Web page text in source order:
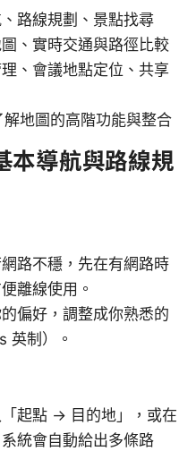
路線規劃、景點找尋
、實時交通與路徑比較
、會議地點定位、共享
地圖的高階功能與整合
本導航與路線規
路不穩，先在有網路時
離線使用。
偏好，調整成你熟悉的
英制）。
起點 → 目的地」，或在
統會自動給出多條路